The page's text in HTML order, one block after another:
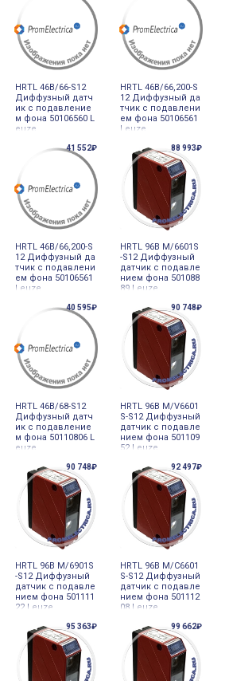
HRTL 46B/66-S12
Диффузный датч
ик с подавление
м фона 50106560 L
euze
HRTL 46B/66,200-S
12 Диффузный да
тчик с подавлени
ем фона 50106561
Leuze
41 552₽
HRTL 46B/66,200-S
12 Диффузный да
тчик с подавлени
ем фона 50106561
Leuze
88 993₽
HRTL 96B M/6601S
-S12 Диффузный
датчик с подавле
нием фона 501088
89 Leuze
40 595₽
HRTL 46B/68-S12
Диффузный датч
ик с подавление
м фона 50110806 L
euze
90 748₽
HRTL 96B M/V6601
S-S12 Диффузный
датчик с подавле
нием фона 501109
52 Leuze
90 748₽
HRTL 96B M/6901S
-S12 Диффузный
датчик с подавле
нием фона 501111
22 Leuze
92 497₽
HRTL 96B M/C6601
S-S12 Диффузный
датчик с подавле
нием фона 501112
08 Leuze
95 363₽ 99 662₽